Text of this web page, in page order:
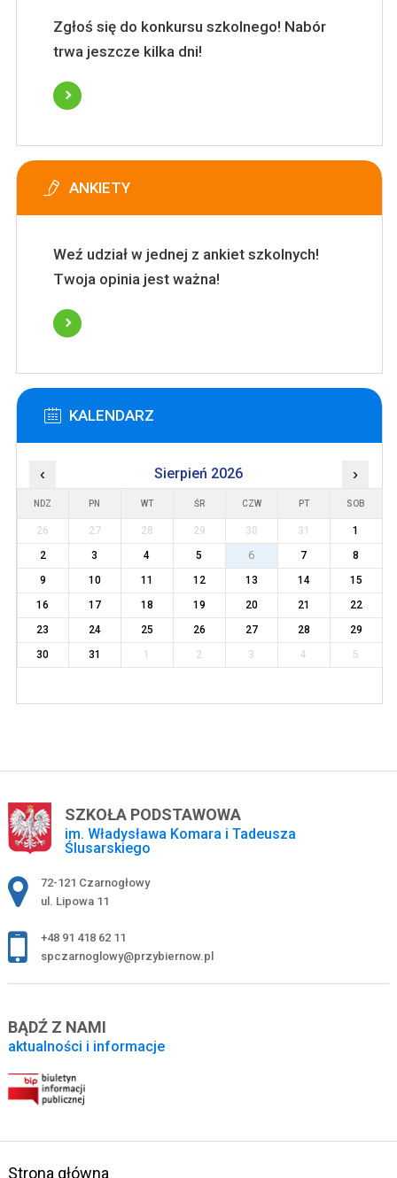
Zgłoś się do konkursu szkolnego! Nabór
trwa jeszcze kilka dni!
ANKIETY
Weź udział w jednej z ankiet szkolnych!
Twoja opinia jest ważna!
KALENDARZ
‹ Sierpień 2026 ›
NDZ PN WT ŚR CZW PT SOB
26 27 28 29 30 31
1
2
3 4 5 6 7
8
9
10 11 12 13 14
15
16
17 18 19 20 21
22
23
24 25 26 27 28
29
30
31 1 2 3 4 5
SZKOŁA PODSTAWOWA
im. Władysława Komara i Tadeusza
Ślusarskiego
Adres pocztowy:
72-121 Czarnogłowy
ul. Lipowa 11
+48 91 418 62 11
spczarnoglowy@przybiernow.pl
BĄDŹ Z NAMI
aktualności i informacje
Strona główna